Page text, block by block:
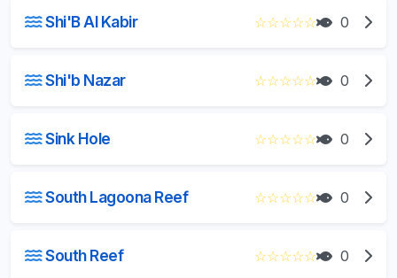
Shi'B Al Kabir ☆☆☆☆☆ 0
Shi'b Nazar ☆☆☆☆☆ 0
Sink Hole ☆☆☆☆☆ 0
South Lagoona Reef ☆☆☆☆☆ 0
South Reef ☆☆☆☆☆ 0